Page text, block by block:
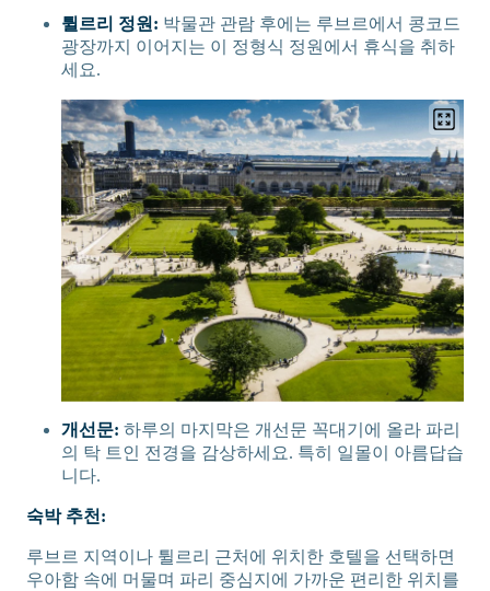
튈르리 정원: 박물관 관람 후에는 루브르에서 콩코드
광장까지 이어지는 이 정형식 정원에서 휴식을 취하
세요.
개선문: 하루의 마지막은 개선문 꼭대기에 올라 파리
의 탁 트인 전경을 감상하세요. 특히 일몰이 아름답습
니다.
숙박 추천:
루브르 지역이나 튈르리 근처에 위치한 호텔을 선택하면
우아함 속에 머물며 파리 중심지에 가까운 편리한 위치를